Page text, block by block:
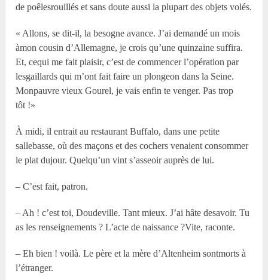
de poêlesrouillés et sans doute aussi la plupart des objets volés.
« Allons, se dit-il, la besogne avance. J’ai demandé un mois
àmon cousin d’Allemagne, je crois qu’une quinzaine suffira.
Et, cequi me fait plaisir, c’est de commencer l’opération par
lesgaillards qui m’ont fait faire un plongeon dans la Seine.
Monpauvre vieux Gourel, je vais enfin te venger. Pas trop
tôt !»
À midi, il entrait au restaurant Buffalo, dans une petite
sallebasse, où des maçons et des cochers venaient consommer
le plat dujour. Quelqu’un vint s’asseoir auprès de lui.
– C’est fait, patron.
– Ah ! c’est toi, Doudeville. Tant mieux. J’ai hâte desavoir. Tu
as les renseignements ? L’acte de naissance ?Vite, raconte.
– Eh bien ! voilà. Le père et la mère d’Altenheim sontmorts à
l’étranger.